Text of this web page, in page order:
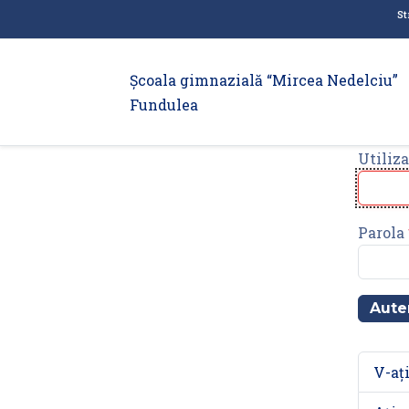
Școala gimnazială “Mircea Nedelciu”
Fundulea
Parola
V-